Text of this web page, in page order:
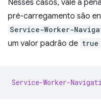
Nesses casos, vale a
pré-carregamento são
Service-Worker-
um valor padrão de true
Service-Worker-